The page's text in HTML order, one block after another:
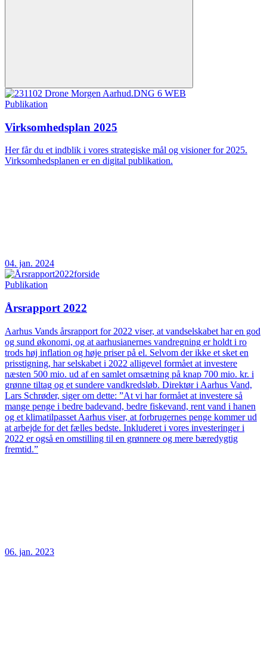
Publikation
Virksomhedsplan 2025
Her får du et indblik i vores strategiske mål og visioner for 2025.
Virksomhedsplanen er en digital publikation.
04. jan. 2024
Publikation
Årsrapport 2022
Aarhus Vands årsrapport for 2022 viser, at vandselskabet har en god
og sund økonomi, og at aarhusianernes vandregning er holdt i ro
trods høj inflation og høje priser på el. Selvom der ikke et sket en
prisstigning, har selskabet i 2022 alligevel formået at investere
næsten 500 mio. ud af en samlet omsætning på knap 700 mio. kr. i
grønne tiltag og et sundere vandkredsløb. Direktør i Aarhus Vand,
Lars Schrøder, siger om dette: ”At vi har formået at investere så
mange penge i bedre badevand, bedre fiskevand, rent vand i hanen
og et klimatilpasset Aarhus viser, at forbrugernes penge kommer ud
at arbejde for det fælles bedste. Inkluderet i vores investeringer i
2022 er også en omstilling til en grønnere og mere bæredygtig
fremtid.”
06. jan. 2023